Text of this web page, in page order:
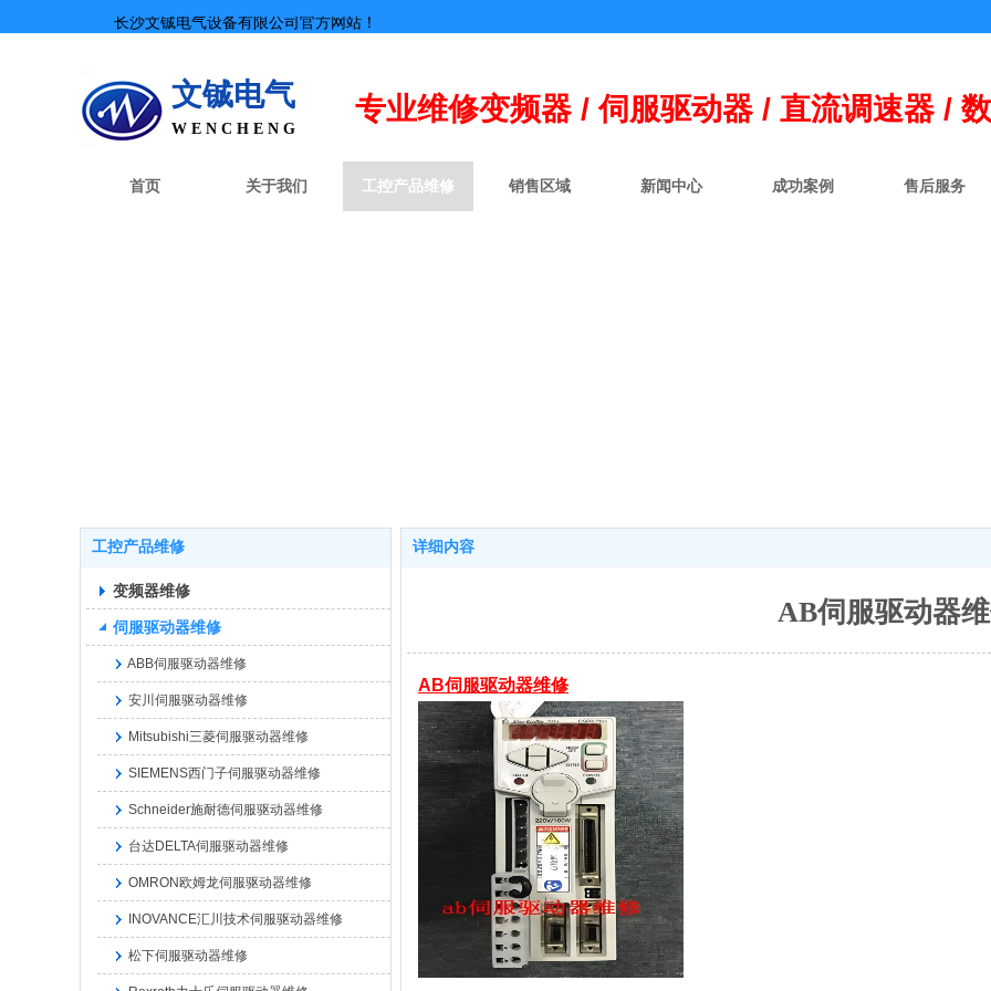
专业维修变频器 / 伺服驱动器 / 直流调速器 /
长沙文铖电气设备有限公司官方网站！
文铖电气
W E N C H E N G
首页 关于我们 工控产品维修 销售区域 新闻中心 成功案例 售后服务
工控产品维修
变频器维修
伺服驱动器维修
ABB伺服驱动器维修
安川伺服驱动器维修
‌Mitsubishi三菱伺服驱动器维修
‌SIEMENS西门子伺服驱动器维修
‌Schneider施耐德伺服驱动器维修
‌台达DELTA伺服驱动器维修
OMRON欧姆龙伺服驱动器维修
‌INOVANCE汇川技术伺服驱动器维修
松下伺服驱动器维修
详细内容
AB伺服驱动器
AB伺服驱动器维修